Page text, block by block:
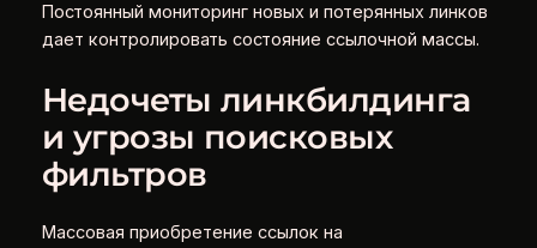
Постоянный мониторинг новых и потерянных линков
дает контролировать состояние ссылочной массы.
Недочеты линкбилдинга
и угрозы поисковых
фильтров
Массовая приобретение ссылок на